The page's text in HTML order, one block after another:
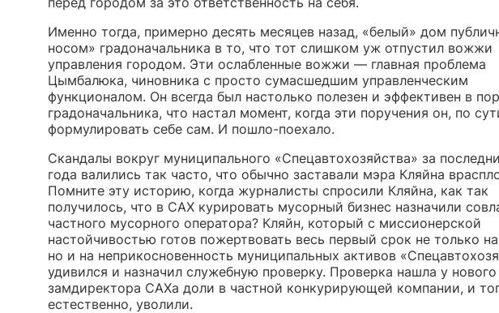
Именно тогда, примерно десять месяцев назад, «белый» дом
носом» градоначальника в то, что тот слишком уж отпустил вожжи
управления городом. Эти ослабленные вожжи — главная проблема
Цымбалюка, чиновника с просто сумасшедшим управленческим
функционалом. Он всегда был настолько полезен и эффективен в
градоначальника, что настал момент, когда эти поручения он, по
формулировать себе сам. И пошло-поехало.
Скандалы вокруг муниципального «Спецавтохозяйства» за
года валились так часто, что обычно заставали мэра Кляйна
Помните эту историю, когда журналисты спросили Кляйна, как так
получилось, что в САХ курировать мусорный бизнес назначили
частного мусорного оператора? Кляйн, который с миссионерской
настойчивостью готов пожертвовать весь первый срок не только
но и на неприкосновенность муниципальных активов
удивился и назначил служебную проверку. Проверка нашла у нового
замдиректора САХа доли в частной конкурирующей компании, и
естественно, уволили.